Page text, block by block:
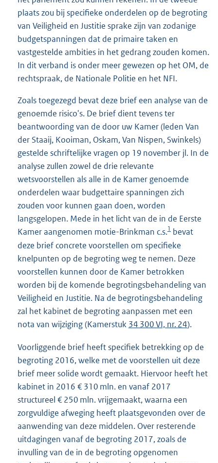
plaats zou bij specifieke onderdelen op de begroting
van Veiligheid en Justitie sprake zijn van zodanige
budgetspanningen dat de primaire taken en
vastgestelde ambities in het gedrang zouden komen.
In dit verband is onder meer gewezen op het OM, de
rechtspraak, de Nationale Politie en het NFI.
Zoals toegezegd bevat deze brief een analyse van de
genoemde risico's. De brief dient tevens ter
beantwoording van de door uw Kamer (leden Van
der Staaij, Kooiman, Oskam, Van Nispen, Swinkels)
gestelde schriftelijke vragen op 19 november jl. In de
analyse zullen zowel de drie relevante
wetsvoorstellen als alle in de Kamer genoemde
onderdelen waar budgettaire spanningen zich
zouden voor kunnen gaan doen, worden
langsgelopen. Mede in het licht van de in de Eerste
Kamer aangenomen motie-Brinkman c.s.1 bevat
deze brief concrete voorstellen om specifieke
knelpunten op de begroting weg te nemen. Deze
voorstellen kunnen door de Kamer betrokken
worden bij de komende begrotingsbehandeling van
Veiligheid en Justitie. Na de begrotingsbehandeling
zal het kabinet de begroting aanpassen met een
nota van wijziging (Kamerstuk 34 300 VI, nr. 24).
Voorliggende brief heeft specifiek betrekking op de
begroting 2016, welke met de voorstellen uit deze
brief meer solide wordt gemaakt. Hiervoor heeft het
kabinet in 2016 € 310 mln. en vanaf 2017
structureel € 250 mln. vrijgemaakt, waarna een
zorgvuldige afweging heeft plaatsgevonden over de
aanwending van deze middelen. Over resterende
uitdagingen vanaf de begroting 2017, zoals de
invulling van de in de begroting opgenomen